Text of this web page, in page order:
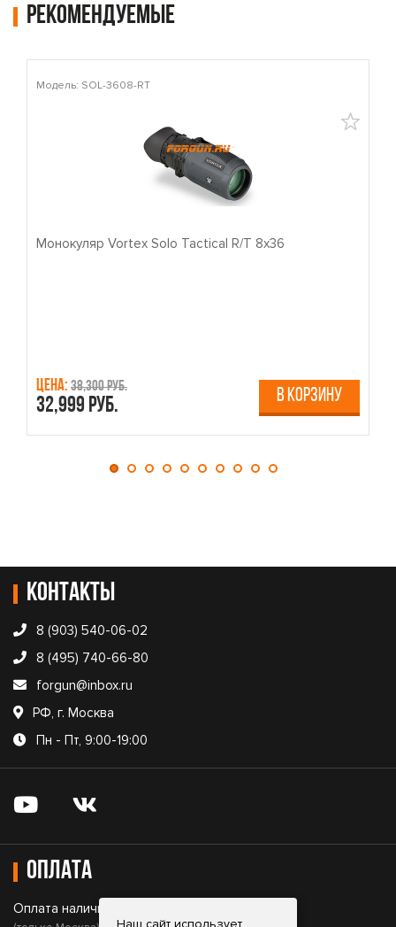
Рекомендуемые
Модель: SOL-3608-RT
Монокуляр Vortex Solo Tactical R/T 8x36
Цена: 38,300 руб.
32,999 руб. В КОРЗИНУ
Контакты
8 (903) 540-06-02
8 (495) 740-66-80
forgun@inbox.ru
РФ, г. Москва
Пн - Пт, 9:00-19:00
Оплата
Оплата наличными;
Наш сайт использует